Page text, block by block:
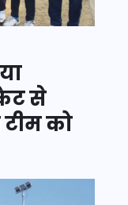
से
टीम को